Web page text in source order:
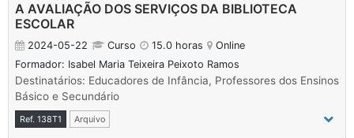
A AVALIAÇÃO DOS SERVIÇOS DA BIBLIOTECA
ESCOLAR
2024-05-22 Curso 15.0 horas
Online
Formador: Isabel Maria Teixeira Peixoto Ramos
Destinatários: Educadores de Infância, Professores dos Ensinos
Básico e Secundário
Ref. 138T1 Arquivo